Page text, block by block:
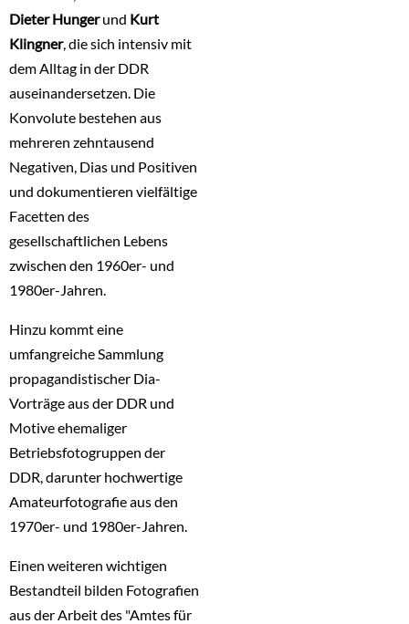
Dieter Hungerund Kurt
Klingner, die sich intensiv mit
dem Alltag in der DDR
auseinandersetzen. Die
Konvolute bestehen aus
mehreren zehntausend
Negativen, Dias und Positiven
und dokumentieren vielfältige
Facetten des
gesellschaftlichen Lebens
zwischen den 1960er- und
1980er-Jahren.
Hinzu kommt eine
umfangreiche Sammlung
propagandistischer Dia-
Vorträge aus der DDR und
Motive ehemaliger
Betriebsfotogruppen der
DDR, darunter hochwertige
Amateurfotografie aus den
1970er- und 1980er-Jahren.
Einen weiteren wichtigen
Bestandteil bilden Fotografien
aus der Arbeit des "Amtes für